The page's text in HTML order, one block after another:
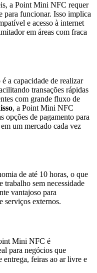
a Point Mini NFC requer
para funcionar. Isso implica
e acesso à internet
em áreas com fraca
a capacidade de realizar
transações rápidas
com grande fluxo de
, a Point Mini NFC
opções de pagamento para
um mercado cada vez
de até 10 horas, o que
trabalho sem necessidade
vantajoso para
serviços externos.
Mini NFC é
para negócios que
entrega, feiras ao ar livre e